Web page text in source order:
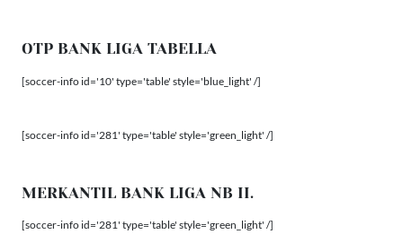
OTP BANK LIGA TABELLA
[soccer-info id='10' type='table' style='blue_light' /]
[soccer-info id='281' type='table' style='green_light' /]
MERKANTIL BANK LIGA NB II.
[soccer-info id='281' type='table' style='green_light' /]